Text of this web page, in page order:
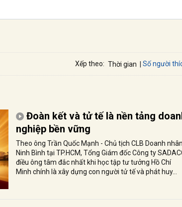
Xếp theo: Thời gian Số người
Đoàn kết và tử tế là nền tảng
nghiệp bền vững
Theo ông Trần Quốc Mạnh - Chủ tịch CLB Doanh nhân
Ninh Bình tại TP.HCM, Tổng Giám đốc Công ty
điều ông tâm đắc nhất khi học tập tư tưởng Hồ Chí
Minh chính là xây dựng con người tử tế và phát huy...